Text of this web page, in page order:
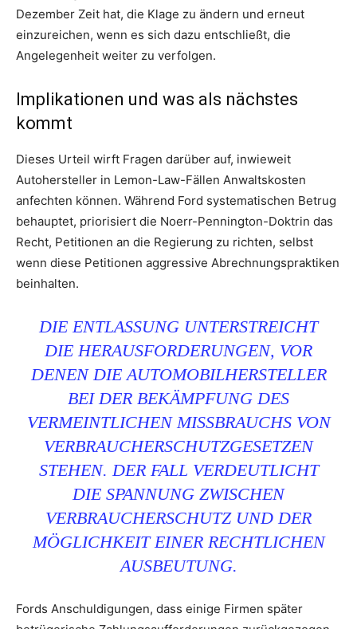
Dezember Zeit hat, die Klage zu ändern und erneut
einzureichen, wenn es sich dazu entschließt, die
Angelegenheit weiter zu verfolgen.
Implikationen und was als nächstes
kommt
Dieses Urteil wirft Fragen darüber auf, inwieweit
Autohersteller in Lemon-Law-Fällen Anwaltskosten
anfechten können. Während Ford systematischen Betrug
behauptet, priorisiert die Noerr-Pennington-Doktrin das
Recht, Petitionen an die Regierung zu richten, selbst
wenn diese Petitionen aggressive Abrechnungspraktiken
beinhalten.
DIE ENTLASSUNG UNTERSTREICHT
DIE HERAUSFORDERUNGEN, VOR
DENEN DIE AUTOMOBILHERSTELLER
BEI DER BEKÄMPFUNG DES
VERMEINTLICHEN MISSBRAUCHS VON
VERBRAUCHERSCHUTZGESETZEN
STEHEN. DER FALL VERDEUTLICHT
DIE SPANNUNG ZWISCHEN
VERBRAUCHERSCHUTZ UND DER
MÖGLICHKEIT EINER RECHTLICHEN
AUSBEUTUNG.
Fords Anschuldigungen, dass einige Firmen später